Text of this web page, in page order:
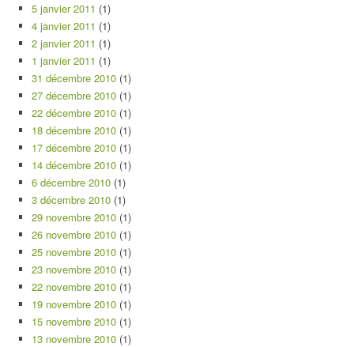
5 janvier 2011 (1)
4 janvier 2011 (1)
2 janvier 2011 (1)
1 janvier 2011 (1)
31 décembre 2010 (1)
27 décembre 2010 (1)
22 décembre 2010 (1)
18 décembre 2010 (1)
17 décembre 2010 (1)
14 décembre 2010 (1)
6 décembre 2010 (1)
3 décembre 2010 (1)
29 novembre 2010 (1)
26 novembre 2010 (1)
25 novembre 2010 (1)
23 novembre 2010 (1)
22 novembre 2010 (1)
19 novembre 2010 (1)
15 novembre 2010 (1)
13 novembre 2010 (1)